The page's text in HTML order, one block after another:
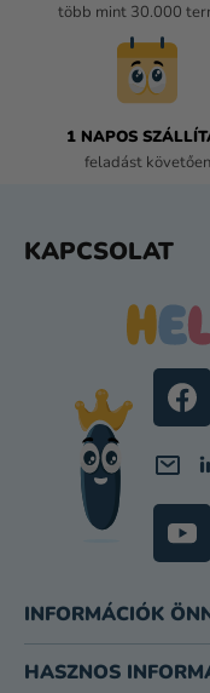
több mint 30.000
1 NAPOS
feladást követően
KAPCSOLAT
INFORMÁCIÓK
HASZNOS